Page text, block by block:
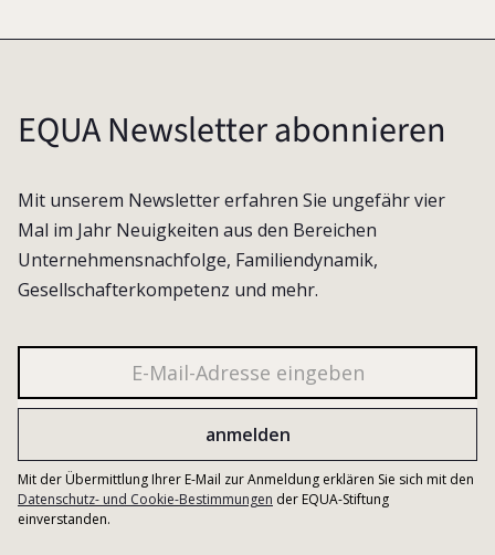
EQUA Newsletter abonnieren
Mit unserem Newsletter erfahren Sie ungefähr vier
Mal im Jahr Neuigkeiten aus den Bereichen
Unternehmensnachfolge, Familiendynamik,
Gesellschafterkompetenz und mehr.
Mit der Übermittlung Ihrer E-Mail zur Anmeldung erklären Sie sich mit den
Datenschutz- und Cookie-Bestimmungen der EQUA-Stiftung
einverstanden.